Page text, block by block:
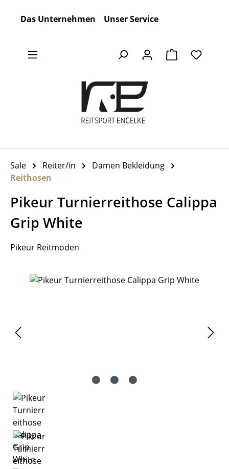
Das Unternehmen Unser Service
Warenkorb
Sale Reiter/in
Damen Bekleidung
Reithosen
Pikeur Turnierreithose Calippa
Grip White
Pikeur Reitmoden
Bildergalerie überspringen